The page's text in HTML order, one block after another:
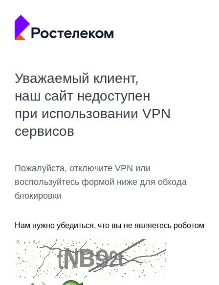
Уважаемый клиент,
наш сайт недоступен
при использовании VPN
сервисов
Пожалуйста, отключите VPN или
воспользуйтесь формой ниже для обхода
блокировки
Нам нужно убедиться, что вы не являетесь роботом